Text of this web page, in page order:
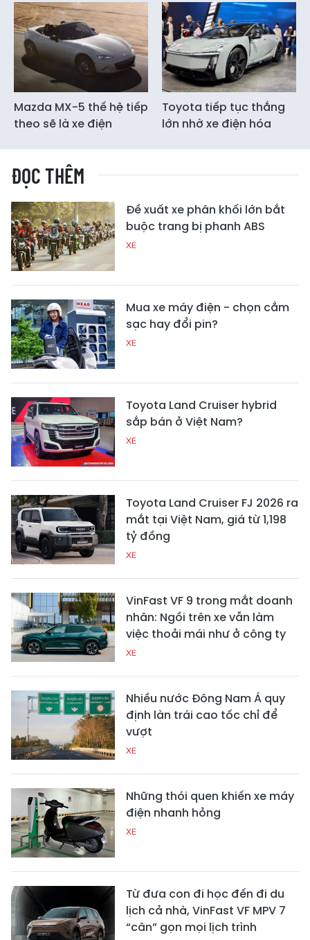
Mazda MX-5 thế hệ tiếp
theo sẽ là xe điện
Toyota tiếp tục thắng
lớn nhờ xe điện hóa
ĐỌC THÊM
Đề xuất xe phân khối lớn bắt
buộc trang bị phanh ABS
XE
Mua xe máy điện - chọn cắm
sạc hay đổi pin?
XE
Toyota Land Cruiser hybrid
sắp bán ở Việt Nam?
XE
Toyota Land Cruiser FJ 2026 ra
mắt tại Việt Nam, giá từ 1,198
tỷ đồng
XE
VinFast VF 9 trong mắt doanh
nhân: Ngồi trên xe vẫn làm
việc thoải mái như ở công ty
XE
Nhiều nước Đông Nam Á quy
định làn trái cao tốc chỉ để
vượt
XE
Những thói quen khiến xe máy
điện nhanh hỏng
XE
Từ đưa con đi học đến đi du
lịch cả nhà, VinFast VF MPV 7
“cân” gọn mọi lịch trình